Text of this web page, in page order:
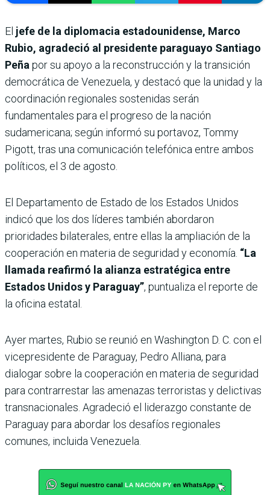
El jefe de la diplomacia estadounidense, Marco
Rubio, agradeció al presidente paraguayo Santiago
Peñapor su apoyo a la reconstrucción y la transición
democrática de Venezuela, y destacó que la unidad y la
coordinación regionales sostenidas serán
fundamentales para el progreso de la nación
sudamericana; según informó su portavoz, Tommy
Pigott, tras una comunicación telefónica entre ambos
políticos, el 3 de agosto.
El Departamento de Estado de los Estados Unidos
indicó que los dos líderes también abordaron
prioridades bilaterales, entre ellas la ampliación de la
cooperación en materia de seguridad y economía. “La
llamada reafirmó la alianza estratégica entre
Estados Unidos y Paraguay”, puntualiza el reporte de
la oficina estatal.
Ayer martes, Rubio se reunió en Washington D. C. con el
vicepresidente de Paraguay, Pedro Alliana, para
dialogar sobre la cooperación en materia de seguridad
para contrarrestar las amenazas terroristas y delictivas
transnacionales. Agradeció el liderazgo constante de
Paraguay para abordar los desafíos regionales
comunes, incluida Venezuela.